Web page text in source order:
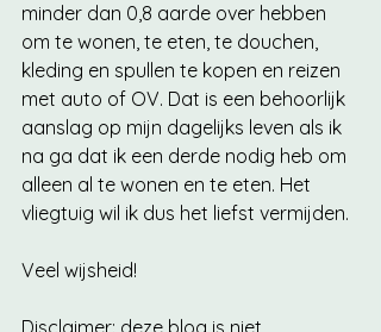
minder dan 0,8 aarde over hebben
om te wonen, te eten, te douchen,
kleding en spullen te kopen en reizen
met auto of OV. Dat is een behoorlijk
aanslag op mijn dagelijks leven als ik
na ga dat ik een derde nodig heb om
alleen al te wonen en te eten. Het
vliegtuig wil ik dus het liefst vermijden.
Veel wijsheid!
Disclaimer: deze blog is niet